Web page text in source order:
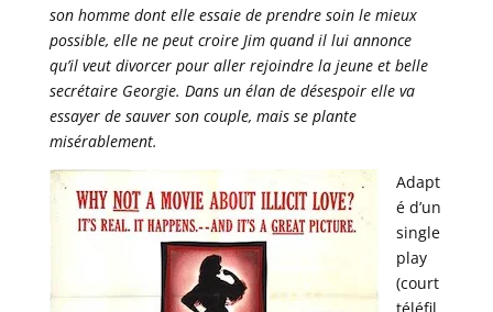
son homme dont elle essaie de prendre soin le mieux
possible, elle ne peut croire Jim quand il lui annonce
qu’il veut divorcer pour aller rejoindre la jeune et belle
secrétaire Georgie. Dans un élan de désespoir elle va
essayer de sauver son couple, mais se plante
misérablement.
Adapt
é d’un
single
play
(court